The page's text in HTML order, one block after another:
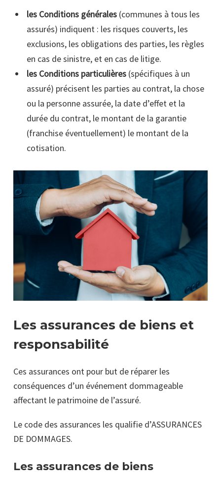
les Conditions générales(communes à tous les
assurés) indiquent : les risques couverts, les
exclusions, les obligations des parties, les règles
en cas de sinistre, et en cas de litige.
les Conditions particulières(spécifiques à un
assuré) précisent les parties au contrat, la chose
ou la personne assurée, la date d’effet et la
durée du contrat, le montant de la garantie
(franchise éventuellement) le montant de la
cotisation.
Les assurances de biens et
responsabilité
Ces assurances ont pour but de réparer les
conséquences d’un événement dommageable
affectant le patrimoine de l’assuré.
Le code des assurances les qualifie d’ASSURANCES
DE DOMMAGES.
Les assurances de biens